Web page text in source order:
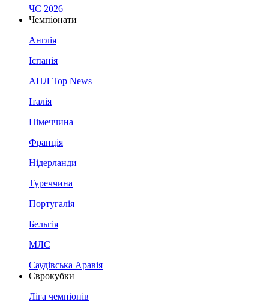
ЧС 2026
Чемпіонати
Англія
Іспанія
АПЛ Top News
Італія
Німеччина
Франція
Нідерланди
Туреччина
Португалія
Бельгія
МЛС
Саудівська Аравія
Єврокубки
Ліга чемпіонів